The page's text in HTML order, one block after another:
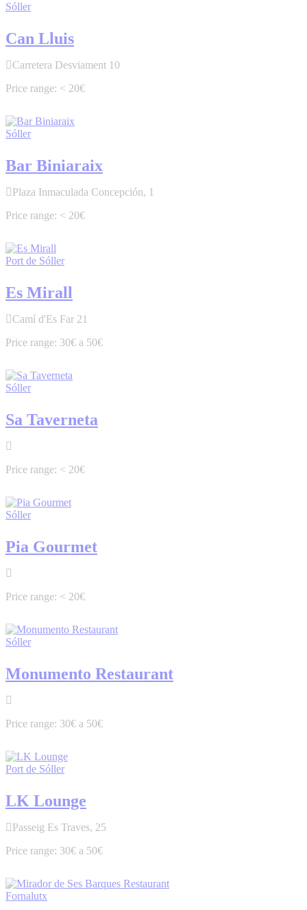
Sóller
Can Lluis
Carretera Desviament 10
< 20€
Sóller
Bar Biniaraix
Plaza Inmaculada Concepción, 1
< 20€
Port de Sóller
Es Mirall
Camí d'Es Far 21
30€ a 50€
Sóller
Sa Taverneta
< 20€
Sóller
Pia Gourmet
< 20€
Sóller
Monumento Restaurant
30€ a 50€
Port de Sóller
LK Lounge
Passeig Es Traves, 25
30€ a 50€
Fornalutx